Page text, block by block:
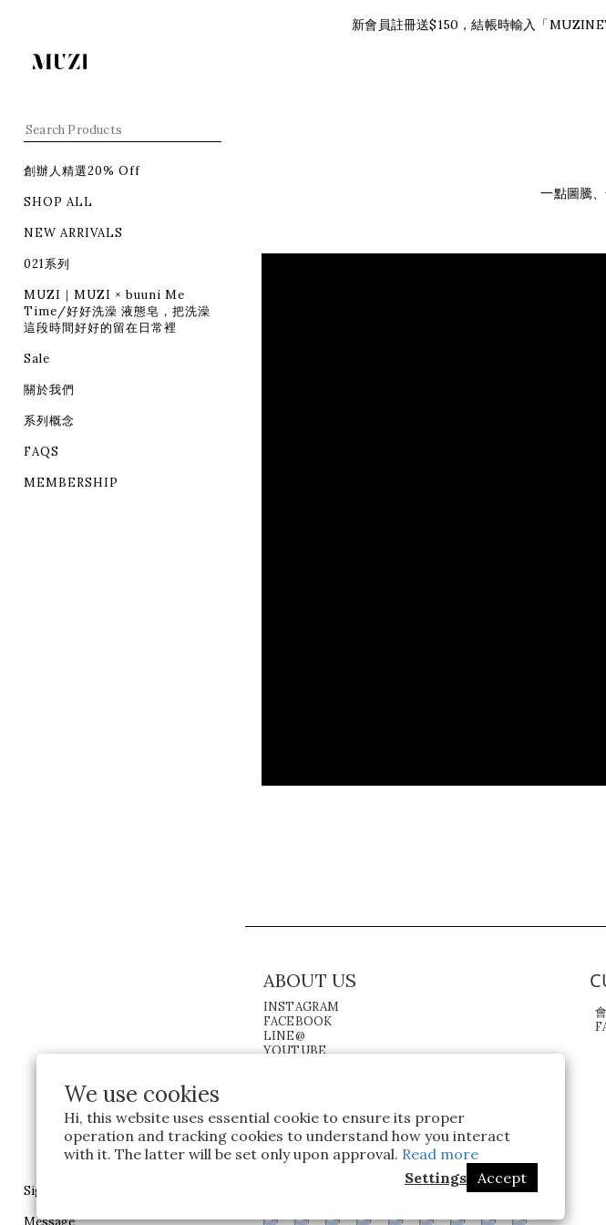
We use cookies
Hi, this website uses essential cookie to ensure its proper
operation and tracking cookies to understand how you interact
with it. The latter will be set only upon approval. Read more
Settings Accept
創辦人精選20% Off
SHOP ALL
NEW ARRIVALS
021系列
MUZI｜MUZI × buuni Me
Time/好好洗澡 液態皂，把洗澡
這段時間好好的留在日常裡
Sale
關於我們
系列概念
FAQS
MEMBERSHIP
Sign in
Message
新會員註冊送$150，結帳時輸入「
一點圖騰
ABOUT US
INSTAGRAM
FACEBOOK
LINE@
YOUTUBE